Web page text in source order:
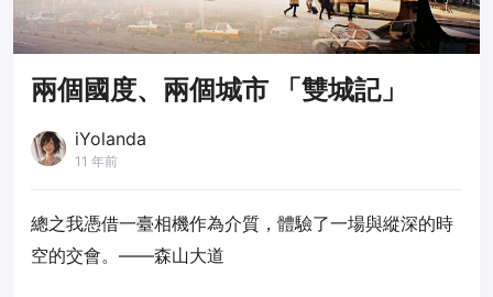
兩個國度、兩個城市 「雙城記」
iYolanda
11 年前
總之我憑借一臺相機作為介質，體驗了一場與縱深的時
空的交會。——森山大道